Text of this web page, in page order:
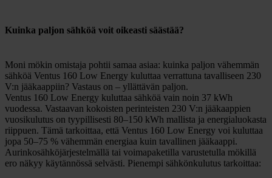
Kuinka paljon sähköä voit oikeasti säästää?
Moni mökin omistaja pohtii samaa asiaa: kuinka paljon vähemmän
sähköä Ventus 160 Low Energy kuluttaa verrattuna tavalliseen 230
V:n jääkaappiin? Vastaus on – yllättävän paljon.
Ventus 160 Low Energy kuluttaa sähköä vain noin 37 kWh
vuodessa. Vastaavan kokoisten perinteisten 230 V:n jääkaappien
vuosikulutus on tyypillisesti 80–150 kWh mallista ja energialuokasta
riippuen. Tämä tarkoittaa, että Ventus 160 Low Energy voi kuluttaa
jopa 50–75 % vähemmän energiaa kuin tavallinen jääkaappi.
Aurinkosähköjärjestelmällä tai voimapaketilla varustetulla mökillä
ero näkyy käytännössä selvästi. Pienempi sähkönkulutus tarkoittaa: